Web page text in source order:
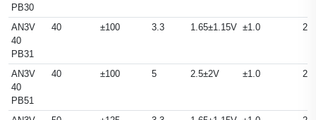
PB30
AN3V
40
PB31
40 ±100 3.3 1.65±1.15V ±1.0
AN3V
40
PB51
40 ±100 5 2.5±2V ±1.0